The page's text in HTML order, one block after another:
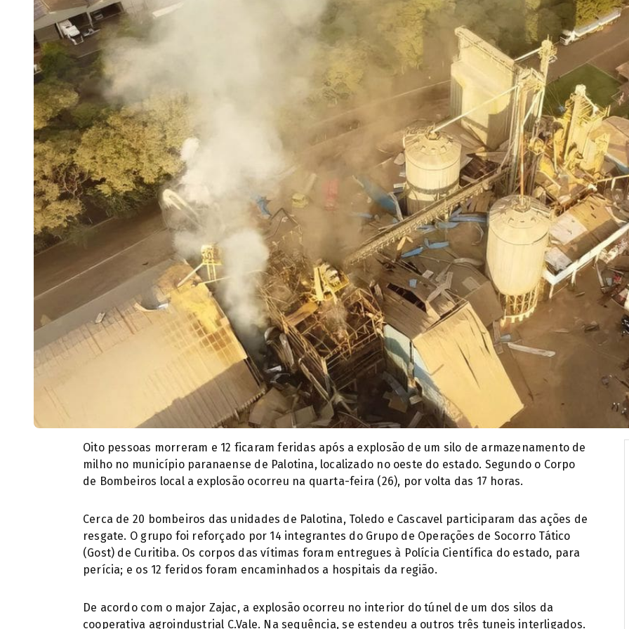
Oito pessoas morreram e 12 ficaram feridas após a explosão de um silo de armazenamento de
milho no município paranaense de Palotina, localizado no oeste do estado. Segundo o Corpo
de Bombeiros local a explosão ocorreu na quarta-feira (26), por volta das 17 horas.
Cerca de 20 bombeiros das unidades de Palotina, Toledo e Cascavel participaram das ações de
resgate. O grupo foi reforçado por 14 integrantes do Grupo de Operações de Socorro Tático
(Gost) de Curitiba. Os corpos das vítimas foram entregues à Polícia Científica do estado, para
perícia; e os 12 feridos foram encaminhados a hospitais da região.
De acordo com o major Zajac, a explosão ocorreu no interior do túnel de um dos silos da
cooperativa agroindustrial C.Vale. Na sequência, se estendeu a outros três tuneis interligados.